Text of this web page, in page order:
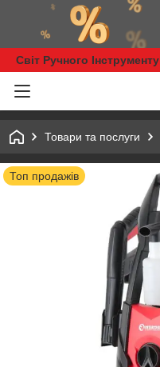
Світ Ручного Інструменту
Товари та послуги
Топ продажів